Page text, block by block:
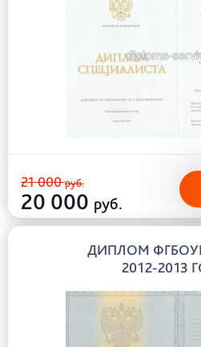
21 000руб.
20 000 руб.
ДИПЛОМ
2012-2013